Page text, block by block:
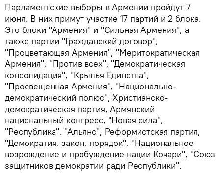
Парламентские выборы в Армении пройдут 7
июня. В них примут участие 17 партий и 2 блока.
Это блоки "Армения" и "Сильная Армения", а
также партии "Гражданский договор",
"Процветающая Армения", "Меритократическая
Армения", "Против всех", "Демократическая
консолидация", "Крылья Единства",
"Просвещенная Армения", "Национально-
демократический полюс", Христианско-
демократическая партия, Армянский
национальный конгресс, "Новая сила",
"Республика", "Альянс", Реформистская партия,
"Демократия, закон, порядок", "Национальное
возрождение и пробуждение нации Кочари", "Союз
защитников демократии ради Республики".